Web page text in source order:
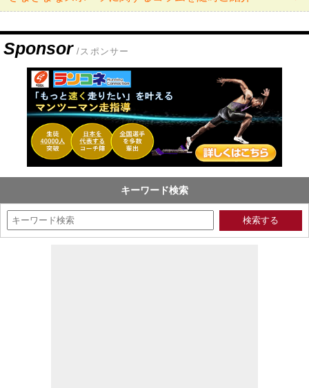
Sponsor /スポンサー
キーワード検索